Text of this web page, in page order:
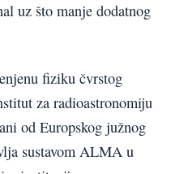
uz što manje dodatnog
fiziku čvrstog
za radioastronomiju
od Europskog južnog
sustavom ALMA u